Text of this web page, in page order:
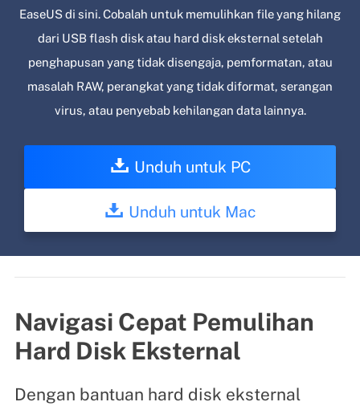
EaseUS di sini. Cobalah untuk memulihkan file yang hilang
dari USB flash disk atau hard disk eksternal setelah
penghapusan yang tidak disengaja, pemformatan, atau
masalah RAW, perangkat yang tidak diformat, serangan
virus, atau penyebab kehilangan data lainnya.
Unduh untuk PC
Unduh untuk Mac
Navigasi Cepat Pemulihan
Hard Disk Eksternal
Dengan bantuan hard disk eksternal